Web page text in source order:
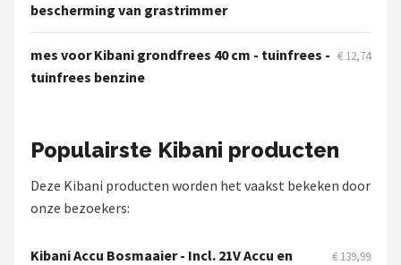
bescherming van grastrimmer
mes voor Kibani grondfrees 40 cm - tuinfrees -
tuinfrees benzine
€ 12,74
Populairste Kibani producten
Deze Kibani producten worden het vaakst bekeken door
onze bezoekers:
Kibani Accu Bosmaaier - Incl. 21V Accu en
€ 139,99